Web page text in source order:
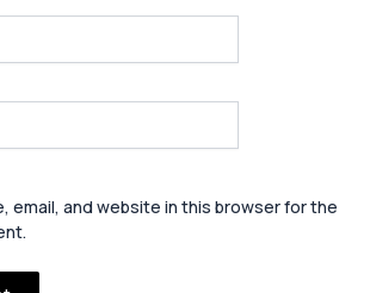
email, and website in this browser for the